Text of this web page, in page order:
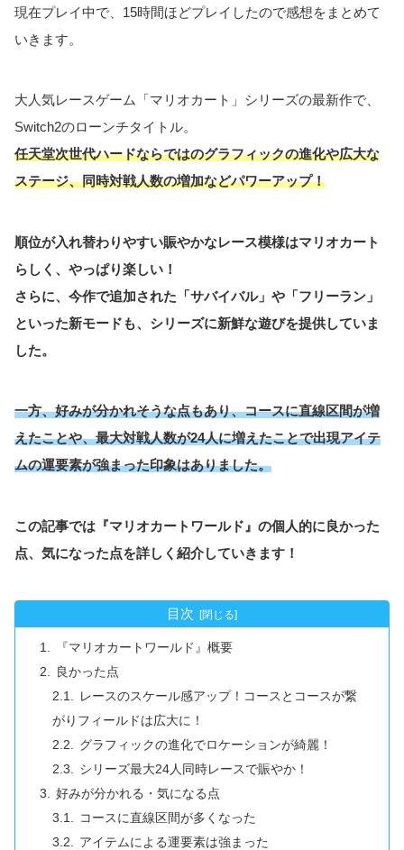
現在プレイ中で、15時間ほどプレイしたので感想をまとめて
いきます。
大人気レースゲーム「マリオカート」シリーズの最新作で、
Switch2のローンチタイトル。
任天堂次世代ハードならではのグラフィックの進化や広大な
ステージ、同時対戦人数の増加などパワーアップ！
順位が入れ替わりやすい賑やかなレース模様はマリオカート
らしく、やっぱり楽しい！
さらに、今作で追加された「サバイバル」や「フリーラン」
といった新モードも、シリーズに新鮮な遊びを提供していま
した。
一方、好みが分かれそうな点もあり、コースに直線区間が増
えたことや、最大対戦人数が24人に増えたことで出現アイテ
ムの運要素が強まった印象はありました。
この記事では『マリオカートワールド』の個人的に良かった
点、気になった点を詳しく紹介していきます！
目次
『マリオカートワールド』概要
良かった点
レースのスケール感アップ！コースとコースが繋
がりフィールドは広大に！
グラフィックの進化でロケーションが綺麗！
シリーズ最大24人同時レースで賑やか！
好みが分かれる・気になる点
コースに直線区間が多くなった
アイテムによる運要素は強まった